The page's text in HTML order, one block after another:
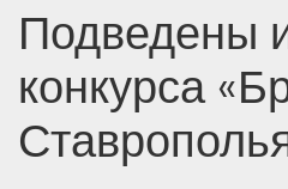
Подведены
конкурса